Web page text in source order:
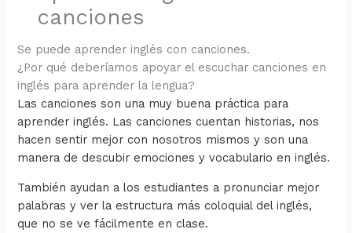
canciones
Se puede aprender inglés con canciones.
¿Por qué deberíamos apoyar el escuchar canciones en
inglés para aprender la lengua?
Las canciones son una muy buena práctica para
aprender inglés. Las canciones cuentan historias, nos
hacen sentir mejor con nosotros mismos y son una
manera de descubir emociones y vocabulario en inglés.
También ayudan a los estudiantes a pronunciar mejor
palabras y ver la estructura más coloquial del inglés,
que no se ve fácilmente en clase.